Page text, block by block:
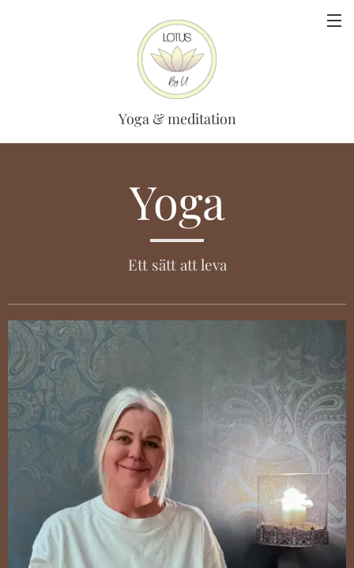
Yoga & meditation
Yoga
Ett sätt att leva